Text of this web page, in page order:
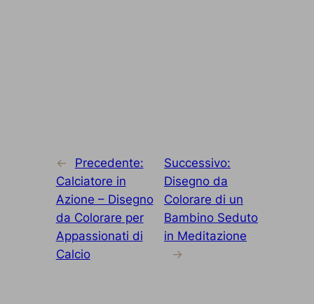
←
Precedente:
Calciatore in
Azione – Disegno
da Colorare per
Appassionati di
Calcio
Successivo:
Disegno da
Colorare di un
Bambino Seduto
in Meditazione
→